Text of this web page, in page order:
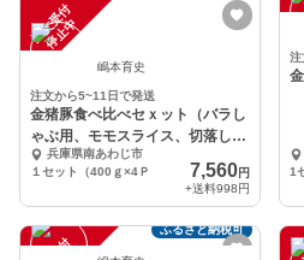
注
文
受
付
停
止
中
嶋本育史
注文から5~11日で発送
金猪豚食べ比べセｘット（バラし
ゃぶ用、モモスライス、切落し、
ミンチ）
兵庫県南あわじ市
１セット（400ｇ×4Ｐ
7,560円
+送料998円
注
ふるさと納税可